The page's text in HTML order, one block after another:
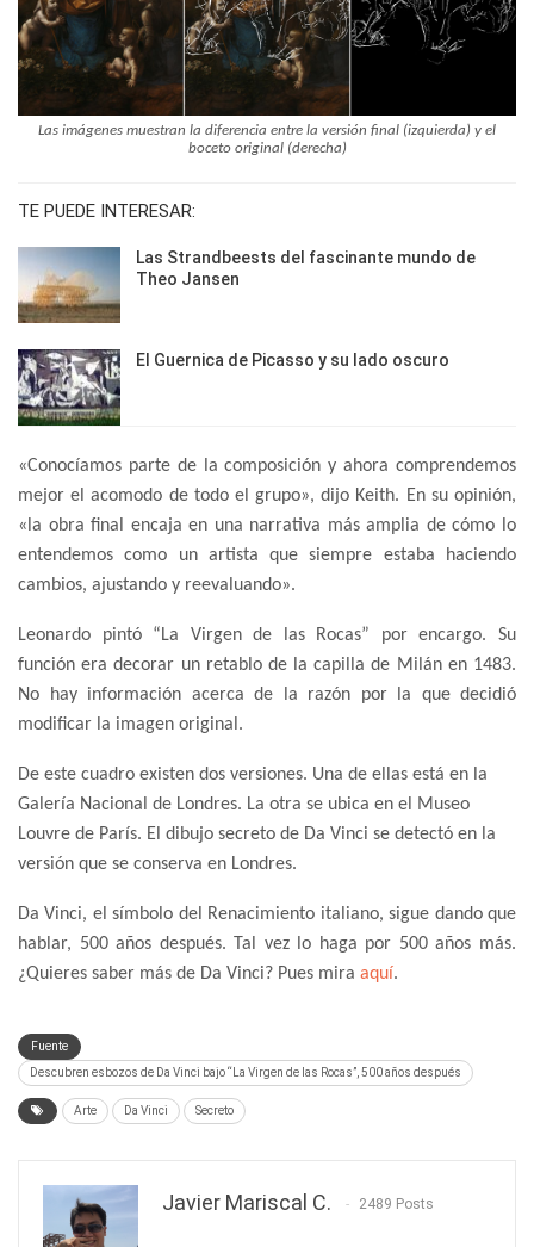
Las imágenes muestran la diferencia entre la versión final (izquierda) y el
boceto original (derecha)
TE PUEDE INTERESAR:
Las Strandbeests del fascinante mundo de
Theo Jansen
El Guernica de Picasso y su lado oscuro
«Conocíamos parte de la composición y ahora comprendemos
mejor el acomodo de todo el grupo», dijo Keith. En su opinión,
«la obra final encaja en una narrativa más amplia de cómo lo
entendemos como un artista que siempre estaba haciendo
cambios, ajustando y reevaluando».
Leonardo pintó “La Virgen de las Rocas” por encargo. Su
función era decorar un retablo de la capilla de Milán en 1483.
No hay información acerca de la razón por la que decidió
modificar la imagen original.
De este cuadro existen dos versiones. Una de ellas está en la
Galería Nacional de Londres. La otra se ubica en el Museo
Louvre de París. El dibujo secreto de Da Vinci se detectó en la
versión que se conserva en Londres.
Da Vinci, el símbolo del Renacimiento italiano, sigue dando que
hablar, 500 años después. Tal vez lo haga por 500 años más.
¿Quieres saber más de Da Vinci? Pues mira aquí.
Fuente
Descubren esbozos de Da Vinci bajo “La Virgen de las Rocas”, 500 años después
Arte Da Vinci Secreto
Javier Mariscal C. 2489 Posts